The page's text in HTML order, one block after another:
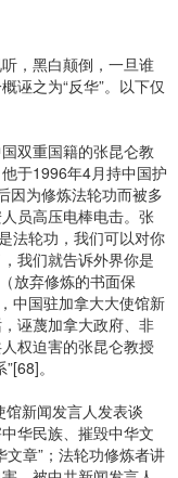
，黑白颠倒，一旦谁
诬之为“反华”。以下仅
双重国籍的张昆仑教
于1996年4月持中国护
因为修炼法轮功而被多
员高压电棒电击。张
法轮功，我们可以对你
我们就告诉外界你是
放弃修炼的书面保
中国驻加拿大大使馆新
诬蔑加拿大政府、非
权迫害的张昆仑教授
。
新闻发言人发表谈
华民族、摧毁中华文
章”；法轮功修炼者讲